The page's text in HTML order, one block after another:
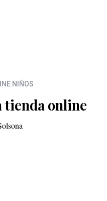
NIÑOS
tienda online